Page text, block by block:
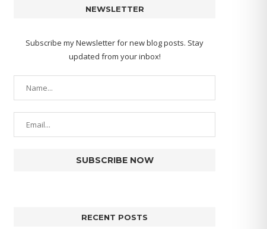
NEWSLETTER
Subscribe my Newsletter for new blog posts. Stay
updated from your inbox!
RECENT POSTS